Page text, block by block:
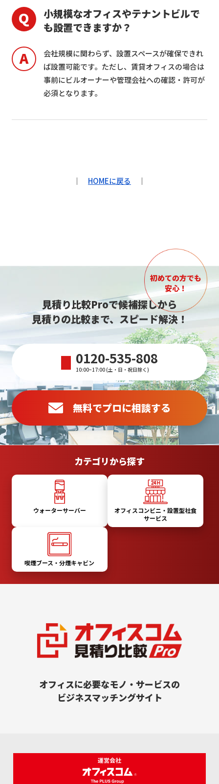
小規模なオフィスやテナントビルで
も設置できますか？
会社規模に関わらず、設置スペースが確保できれ
ば設置可能です。ただし、賃貸オフィスの場合は
事前にビルオーナーや管理会社への確認・許可が
必須となります。
｜ HOMEに戻る ｜
初めての方でも
安心！
見積り比較Proで候補探しから
見積りの比較まで、スピード解決！
電
話
番
号：
0120-535-808
10:00~17:00(土・日・祝日除く)
無料でプロに相談する
カテゴリから探す
ウォーターサーバー オフィスコンビニ・設置型社食
サービス
喫煙ブース・分煙キャビン
オフィスに必要なモノ・サービスの
ビジネスマッチングサイト